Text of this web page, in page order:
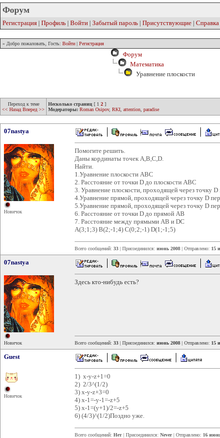
Форум
Регистрация | Профиль | Войти | Забытый пароль | Присутствующие | Справка
» Добро пожаловать, Гость: Войти | Регистрация
Форум
Математика
Уравнение плоскости
Переход к теме
<< Назад Вперед >>
Несколько страниц [ 1 2 ]
Модераторы: Roman Osipov, RKI attention paradise
07nastya
Новичок
Помогите решить.
Даны кординаты точек А,В,С,D.
Найти.
1.Уравнение плоскости АВС
2. Расстояние от точки D до плоскости АВС
3. Уравнение плоскости, проходящей через точку
4.Уравнение прямой, проходящей через точку D
5.Уравнение прямой, проходящей через точку D
6. Расстояние от точки D до прямой АВ
7. Расстояние между прямыми АВ и DC
А(3;1;3) В(2;-1;4) С(0;2;-1) D(1;-1;5)
Всего сообщений: 33 | Присоединился: июнь 2008 | Отправлено: 15
07nastya
Новичок
Здесь кто-нибудь есть?
Всего сообщений: 33 | Присоединился: июнь 2008 | Отправлено: 15
Guest
Новичок
1) x-y-z+1=0
2) 2/3^(1/2)
3) x-y-z+3=0
4) x-1=-y-1=-z+5
5) x-1=(y+1)/2=-z+5
6) (4/3)^(1/2)Поздно уже.
Всего сообщений: Нет | Присоединился: Never| Отправлено: 16